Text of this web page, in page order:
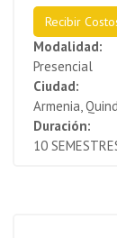
Recibir
Modalidad:
Presencial
Ciudad:
Armenia,
Duración:
10